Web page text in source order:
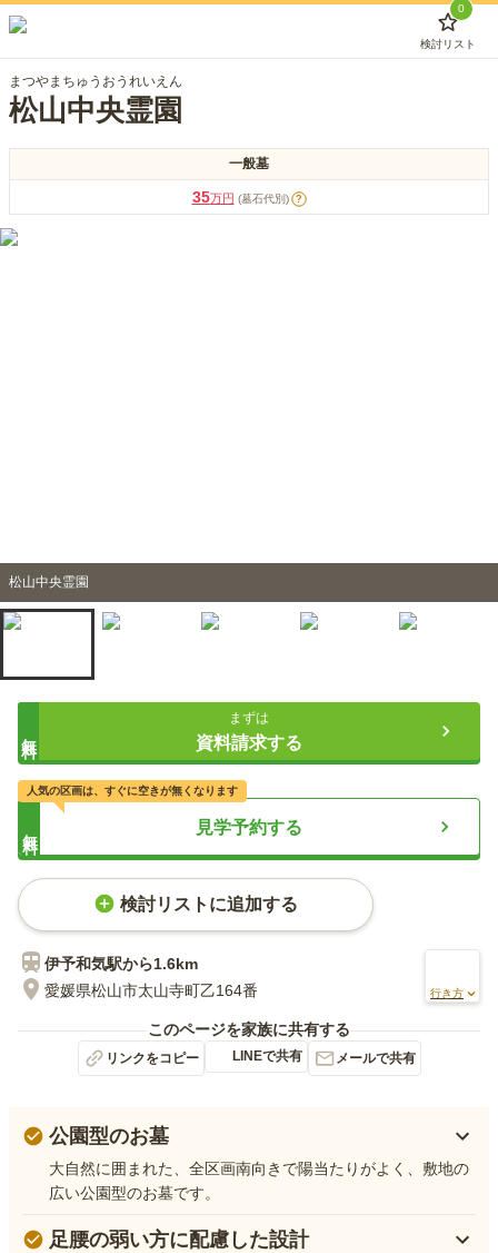
0
検討リスト
まつやまちゅうおうれいえん
松山中央霊園
一般墓
35万円 (墓石代別) ?
松山中央霊園
まずは
資料請求する
見学予約する
人気の区画は、すぐに空きが無くなります
検討リストに追加する
伊予和気駅から1.6km
愛媛県松山市太山寺町乙164番
行き方
このページを家族に共有する
リンクをコピー LINEで共有 メールで共有
公園型のお墓
大自然に囲まれた、全区画南向きで陽当たりがよく、敷地の
広い公園型のお墓です。
足腰の弱い方に配慮した設計